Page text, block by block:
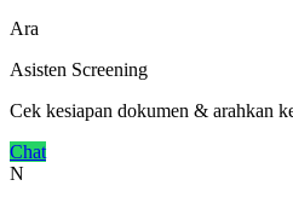
Ara
Asisten Screening
Cek kesiapan dokumen & arahkan
Chat
N